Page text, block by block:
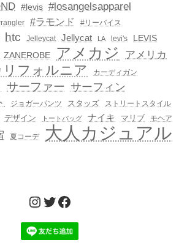
#levis #losangelsapparel
#ラモンド
#リーバイス
htc Jelleycat Jellycat LA levi's
LEVIS
ZANEROBE アメカジ アメリカ
リフォルニア カーディガン
サーファー サーフィン
ジョガーパンツ スタッズ ストリートスタイル
デザイン トートバッグ ナイキ マリブ モヘア
夏コーデ 大人カジュアル
Instagram
Twitter
Facebook